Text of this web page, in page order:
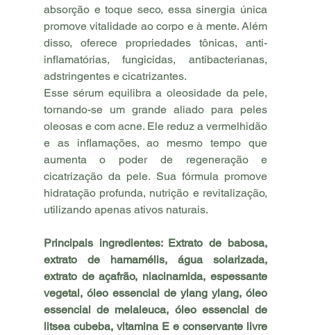
absorção e toque seco, essa sinergia única
promove vitalidade ao corpo e à mente. Além
disso, oferece propriedades tônicas, anti-
inflamatórias, fungicidas, antibacterianas,
adstringentes e cicatrizantes.
Esse sérum equilibra a oleosidade da pele,
tornando-se um grande aliado para peles
oleosas e com acne. Ele reduz a vermelhidão
e as inflamações, ao mesmo tempo que
aumenta o poder de regeneração e
cicatrização da pele. Sua fórmula promove
hidratação profunda, nutrição e revitalização,
utilizando apenas ativos naturais.
Principais ingredientes: Extrato de babosa,
extrato de hamamélis, água solarizada,
extrato de açafrão, niacinamida, espessante
vegetal, óleo essencial de ylang ylang, óleo
essencial de melaleuca, óleo essencial de
litsea cubeba, vitamina E e conservante livre